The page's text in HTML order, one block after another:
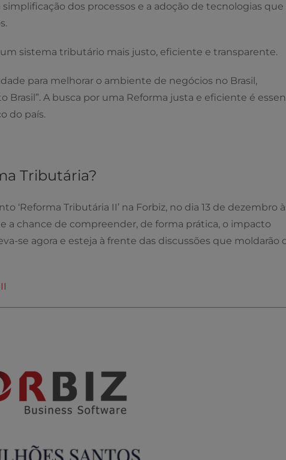
dos processos e a adoção de tecnologias que
sistema tributário mais justo, eficiente e transparente.
para melhorar o ambiente de negócios no Brasil,
Brasil”. A busca por uma Reforma justa e eficiente é
do país.
Tributária?
‘Reforma Tributária II’ na Forbiz, no dia 13 de dezembro
a chance de compreender, de forma prática, o impacto
se agora e esteja à frente das discussões que moldarão